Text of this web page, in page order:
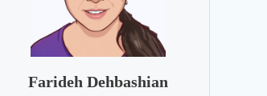
Farideh Dehbashian